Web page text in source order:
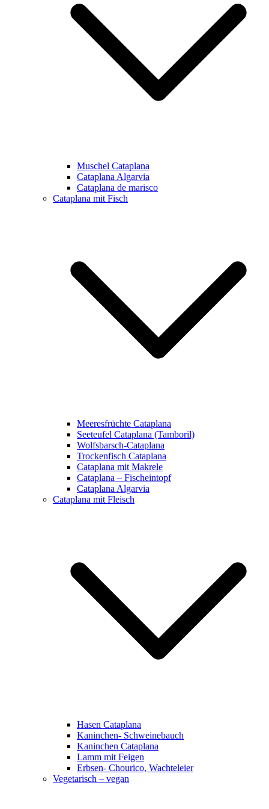
Muschel Cataplana
Cataplana Algarvia
Cataplana de marisco
Cataplana mit Fisch
Meeresfrüchte Cataplana
Seeteufel Cataplana (Tamboril)
Wolfsbarsch-Cataplana
Trockenfisch Cataplana
Cataplana mit Makrele
Cataplana – Fischeintopf
Cataplana Algarvia
Cataplana mit Fleisch
Hasen Cataplana
Kaninchen- Schweinebauch
Kaninchen Cataplana
Lamm mit Feigen
Erbsen- Chourico, Wachteleier
Vegetarisch – vegan